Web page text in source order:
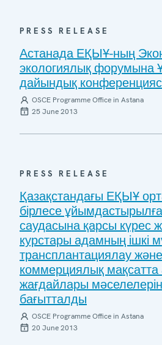
PRESS RELEASE
Астанада ЕҚЫҰ-ның
экологиялық форумына
дайындық конференциясы
OSCE Programme Office in Astana
25 June 2013
PRESS RELEASE
Қазақстандағы ЕҚЫҰ
бірлесе
саудасына қарсы күрес
курстары адамның ішкі
трансплантациялау
коммерциялық
жағдайлары
бағытталды
OSCE Programme Office in Astana
20 June 2013